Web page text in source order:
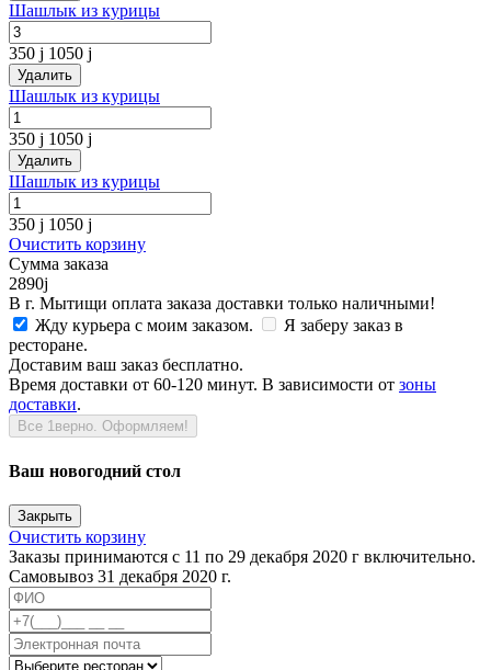
Шашлык из курицы
350 j 1050 j
Удалить
Шашлык из курицы
350 j 1050 j
Удалить
Шашлык из курицы
350 j 1050 j
Очистить корзину
Сумма заказа
2890j
В г. Мытищи оплата заказа доставки только наличными!
Жду курьера с моим заказом.
Я заберу заказ в
ресторане.
Доставим ваш заказ бесплатно.
Время доставки от 60-120 минут. В зависимости от зоны
доставки.
Все 1верно. Оформляем!
Ваш новогодний стол
Закрыть
Очистить корзину
Заказы принимаются с 11 по 29 декабря 2020 г включительно.
Самовывоз 31 декабря 2020 г.